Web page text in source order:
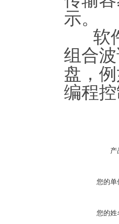
示。
软件
组合
盘，
编程
产
您的单
您的姓